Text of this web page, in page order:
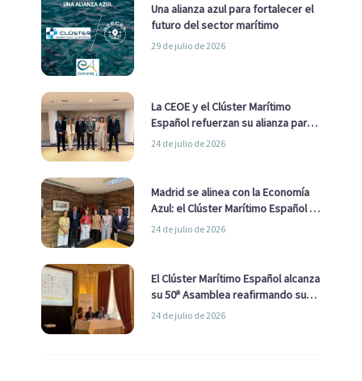
Una alianza azul para fortalecer el
futuro del sector marítimo
29 de julio de 2026
La CEOE y el Clúster Marítimo
Español refuerzan su alianza para
impulsar una estrategia Nacional
24 de julio de 2026
Madrid se alinea con la Economía
Azul: el Clúster Marítimo Español y
la Real Liga Naval avanzan alianzas
24 de julio de 2026
El Clúster Marítimo Español alcanza
su 50ª Asamblea reafirmando su
liderazgo en la Economía Azul
24 de julio de 2026